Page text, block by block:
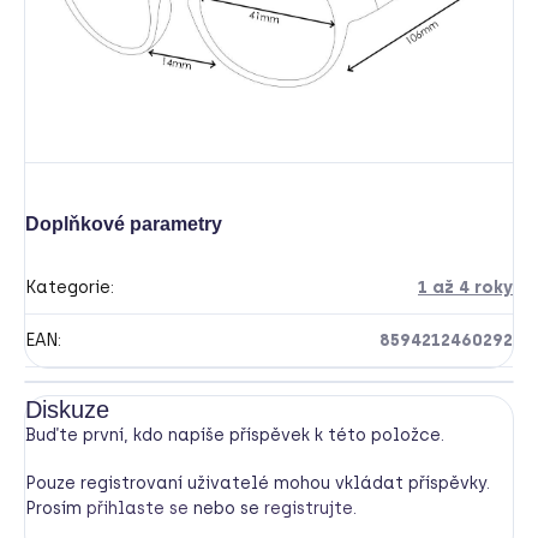
Doplňkové parametry
Kategorie: 1 až 4 roky
EAN: 8594212460292
Diskuze
Buďte první, kdo napíše příspěvek k této položce.
Pouze registrovaní uživatelé mohou vkládat příspěvky.
Prosím přihlaste se nebo se registrujte.